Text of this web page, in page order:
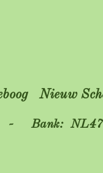
Nieuw
Bank: NL47